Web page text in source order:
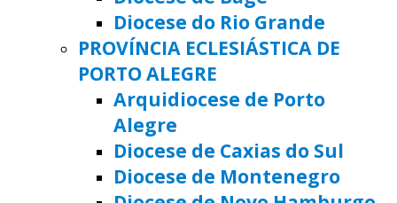
Diocese do Rio Grande
PROVÍNCIA ECLESIÁSTICA DE
PORTO ALEGRE
Arquidiocese de Porto
Alegre
Diocese de Caxias do Sul
Diocese de Montenegro